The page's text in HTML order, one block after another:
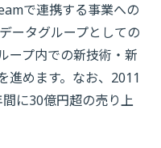
で連携する事業への
ータグループとしての
ープ内での新技術・新
進めます。なお、2011
に30億円超の売り上